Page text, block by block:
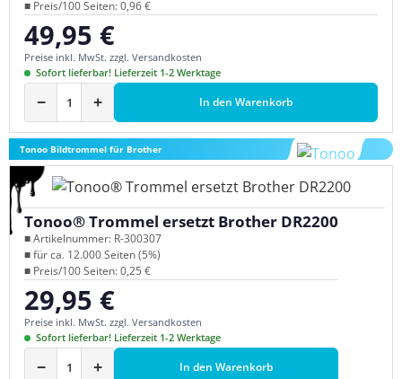
■ Preis/100 Seiten: 0,96 €
Regulärer Preis:
49,95 €
Preise inkl. MwSt. zzgl. Versandkosten
Sofort lieferbar! Lieferzeit 1-2 Werktage
− + In den Warenkorb
Tonoo Bildtrommel für Brother
Tonoo® Trommel ersetzt Brother DR2200
■ Artikelnummer: R-300307
■ für ca. 12.000 Seiten (5%)
■ Preis/100 Seiten: 0,25 €
Regulärer Preis:
29,95 €
Preise inkl. MwSt. zzgl. Versandkosten
Sofort lieferbar! Lieferzeit 1-2 Werktage
− + In den Warenkorb